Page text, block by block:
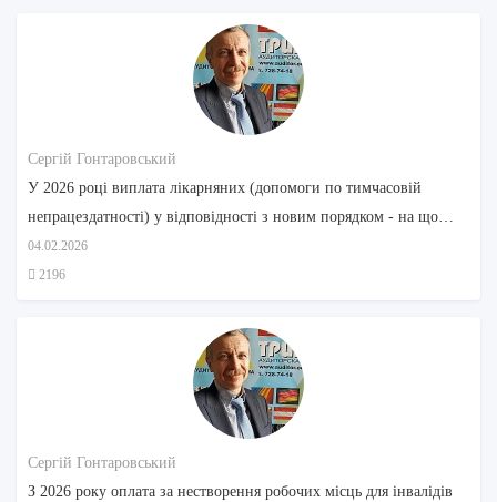
Сергій Гонтаровський
У 2026 році виплата лікарняних (допомоги по тимчасовій
непрацездатності) у відповідності з новим порядком - на що
звернути увагу
04.02.2026
2196
Сергій Гонтаровський
З 2026 року оплата за нестворення робочих місць для інвалідів